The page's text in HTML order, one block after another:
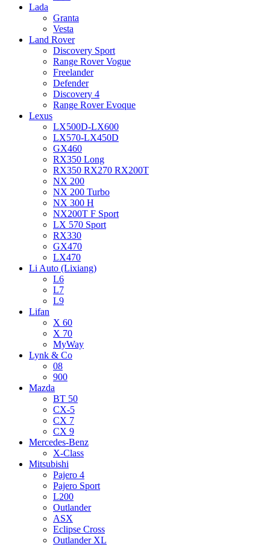
Lada
Granta
Vesta
Land Rover
Discovery Sport
Range Rover Vogue
Freelander
Defender
Discovery 4
Range Rover Evoque
Lexus
LX500D-LX600
LX570-LX450D
GX460
RX350 Long
RX350 RX270 RX200T
NX 200
NX 200 Turbo
NX 300 H
NX200T F Sport
LX 570 Sport
RX330
GX470
LX470
Li Auto (Lixiang)
L6
L7
L9
Lifan
X 60
X 70
MyWay
Lynk & Co
08
900
Mazda
BT 50
CX-5
CX 7
CX 9
Mercedes-Benz
X-Class
Mitsubishi
Pajero 4
Pajero Sport
L200
Outlander
ASX
Eclipse Cross
Outlander XL